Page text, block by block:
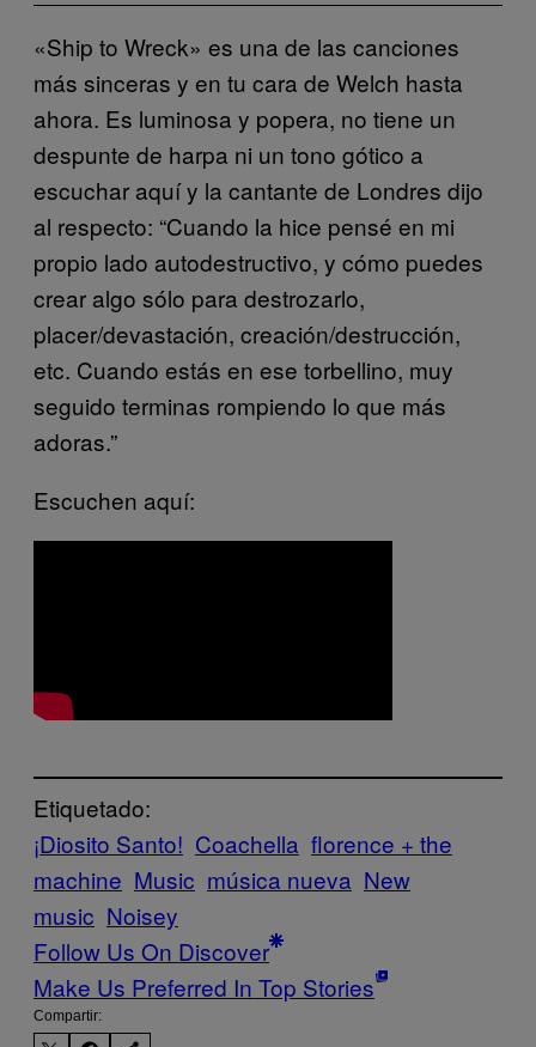
«Ship to Wreck» es una de las canciones
más sinceras y en tu cara de Welch hasta
ahora. Es luminosa y popera, no tiene un
despunte de harpa ni un tono gótico a
escuchar aquí y la cantante de Londres dijo
al respecto: “Cuando la hice pensé en mi
propio lado autodestructivo, y cómo puedes
crear algo sólo para destrozarlo,
placer/devastación, creación/destrucción,
etc. Cuando estás en ese torbellino, muy
seguido terminas rompiendo lo que más
adoras.”
Escuchen aquí:
Etiquetado:
¡Diosito Santo! Coachella florence + the
machine Music música nueva New
music Noisey
Follow Us On Discover
Make Us Preferred In Top Stories
Compartir: